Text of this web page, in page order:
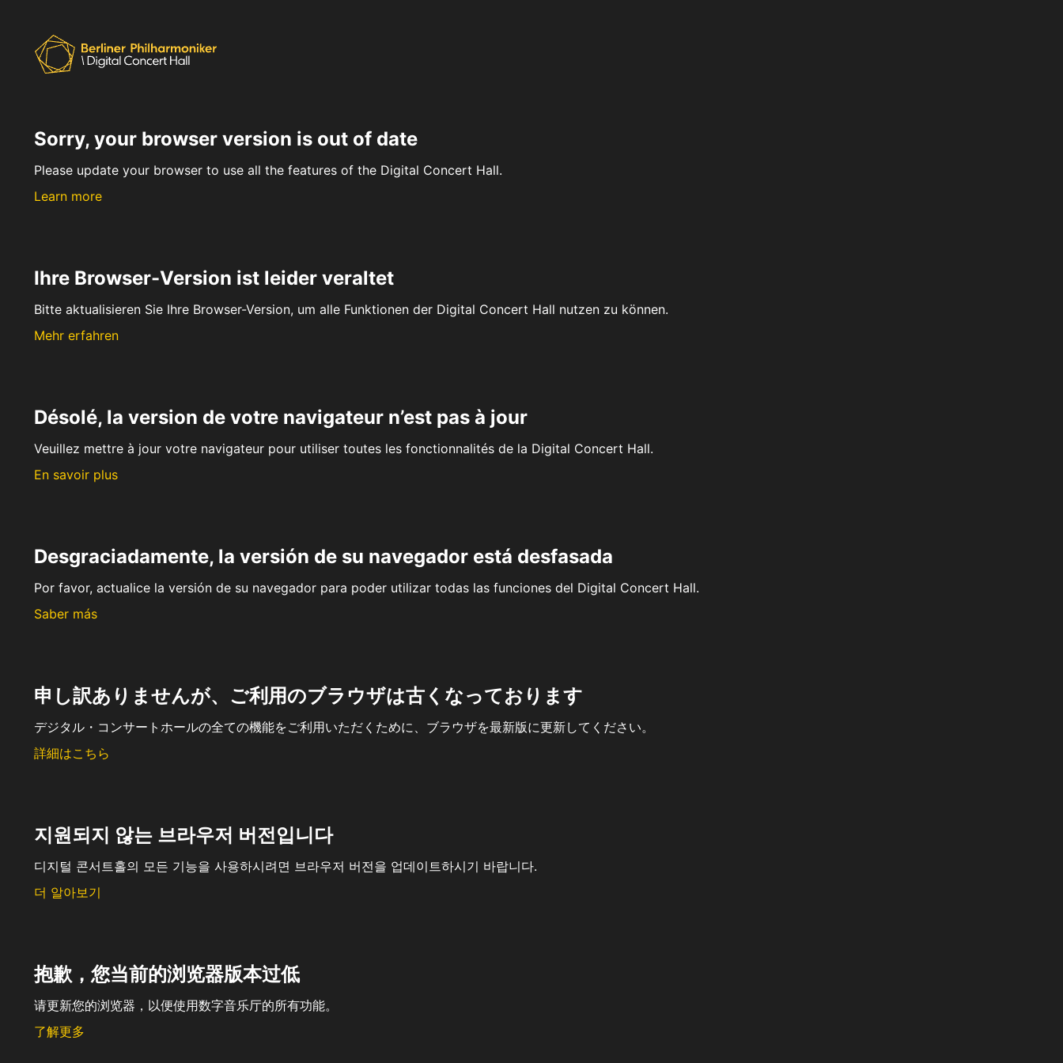
Sorry, your browser version is out of date
Please update your browser to use all the features of the Digital Concert Hall.
Learn more
Ihre Browser-Version ist leider veraltet
Bitte aktualisieren Sie Ihre Browser-Version, um alle Funktionen der Digital Concert Hall nutzen zu können.
Mehr erfahren
Désolé, la version de votre navigateur n’est pas à jour
Veuillez mettre à jour votre navigateur pour utiliser toutes les fonctionnalités de la Digital Concert Hall.
En savoir plus
Desgraciadamente, la versión de su navegador está desfasada
Por favor, actualice la versión de su navegador para poder utilizar todas las funciones del Digital Concert Hall.
Saber más
申し訳ありませんが、ご利用のブラウザは古くなっております
デジタル・コンサートホールの全ての機能をご利用いただくために、ブラウザを最新版に更新してください。
詳細はこちら
지원되지 않는 브라우저 버전입니다
디지털 콘서트홀의 모든 기능을 사용하시려면 브라우저 버전을 업데이트하시기 바랍니다.
더 알아보기
抱歉，您当前的浏览器版本过低
请更新您的浏览器，以便使用数字音乐厅的所有功能。
了解更多